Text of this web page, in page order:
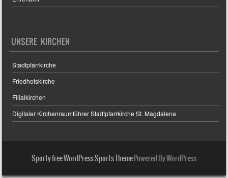
UNSERE KIRCHEN
Stadtpfarrkirche
Friedhofskirche
Filialkirchen
Digitaler Kirchenraumführer Stadtpfarrkirche St. Magdalena
Sporty free WordPress Sports ThemePowered By WordPress